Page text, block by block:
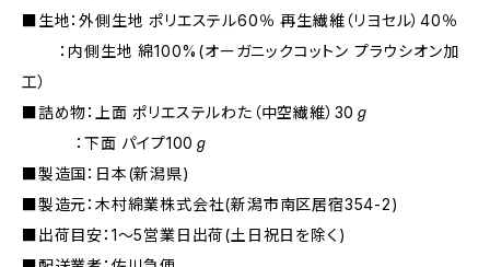
■生地：外側生地 ポリエステル60％ 再生繊維（リヨセル）40％
：内側生地 綿100%(オーガニックコットン プラウシオン加
工）
■詰め物：上面 ポリエステルわた（中空繊維）30ℊ
：下面 パイプ100ℊ
■製造国：日本(新潟県)
■製造元：木村綿業株式会社(新潟市南区居宿354-2)
■出荷目安：1～5営業日出荷(土日祝日を除く)